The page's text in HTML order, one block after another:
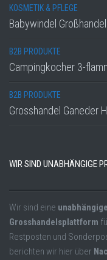
KOSMETIK & PFLEGE
Babywindel
B2B PRODUKTE
Campingkocher 3-
B2B PRODUKTE
Grosshandel Ganeder
WIR SIND UNABHÄNGIGE
Wir sind eine
Grosshandelsplattform
Restposten und
berichten wir hier über